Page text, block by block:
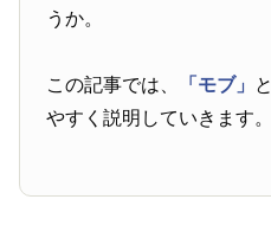
うか。
この記事では、 「モブ」 と
やすく説明していきます。